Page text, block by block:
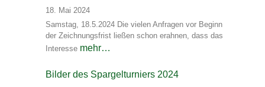
18. Mai 2024
Samstag, 18.5.2024 Die vielen Anfragen vor Beginn
der Zeichnungsfrist ließen schon erahnen, dass das
Interesse mehr…
Bilder des Spargelturniers 2024